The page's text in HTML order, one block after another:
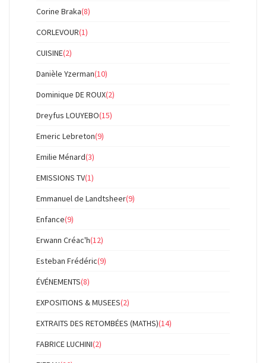
Corine Braka(8)
CORLEVOUR(1)
CUISINE(2)
Danièle Yzerman(10)
Dominique DE ROUX(2)
Dreyfus LOUYEBO(15)
Emeric Lebreton(9)
Emilie Ménard(3)
EMISSIONS TV(1)
Emmanuel de Landtsheer(9)
Enfance(9)
Erwann Créac'h(12)
Esteban Frédéric(9)
ÉVÉNEMENTS(8)
EXPOSITIONS & MUSEES(2)
EXTRAITS DES RETOMBÉES (MATHS)(14)
FABRICE LUCHINI(2)